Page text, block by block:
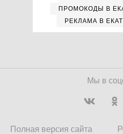
ПРОМОКОДЫ В
РЕКЛАМА В
Мы в
Полная версия сайта